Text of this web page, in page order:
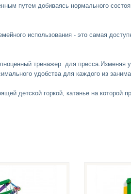
путем добиваясь нормального
использования - это самая
тренажер для пресса.Изменяя
удобства для каждого из
детской горкой, катанье на которой